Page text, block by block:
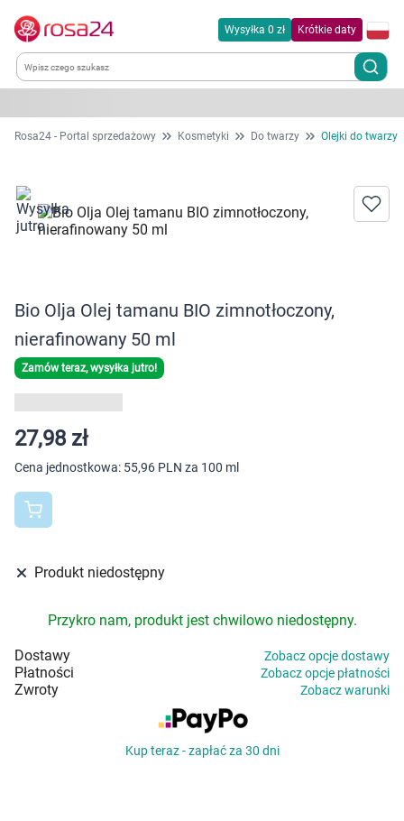
Wysyłka 0 zł Krótkie daty
Kategorie
Dla zwierząt
Zdrowie
Kobieta w ciąży i mama
Higiena
Kosmetyki
Sprzęt medyczny
Rosa24 - Portal sprzedażowy Kosmetyki Do twarzy Olejki do twarzy
Bio Olja Olej tamanu BIO zimnotłoczony,
nierafinowany 50 ml
Zamów teraz, wysyłka jutro!
27,98 zł
Cena jednostkowa: 55,96 PLN za 100 ml
Produkt niedostępny
Przykro nam, produkt jest chwilowo niedostępny.
Dostawy Zobacz opcje dostawy
Płatności Zobacz opcje płatności
Zwroty Zobacz warunki
Kup teraz - zapłać za 30 dni